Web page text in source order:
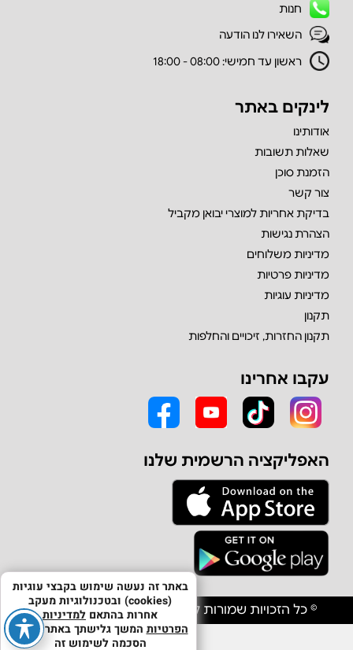
חנות
השאירו לנו הודעה
ראשון עד חמישי: 08:00 - 18:00
לינקים באתר
אודותינו
שאלות תשובות
הזמנת סוכן
צור קשר
בדיקת אחריות למוצרי יבואן מקביל
הצהרת נגישות
מדיניות משלוחים
מדיניות פרטיות
מדיניות עוגיות
תקנון
תקנון החזרות, זיכויים והחלפות
עקבו אחרינו
האפליקציה הרשמית שלנו
© כל הזכויות שמורות לחברת אולפון יבוא וסחר בע"מ
באתר זה נעשה שימוש בקבצי עוגיות
(cookies) ובטכנולוגיות מעקב
אחרות בהתאם למדיניות
הפרטיות המשך גלישתך באתר מהווה
הסכמה לשימוש זה